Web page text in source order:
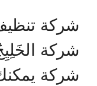
شركة
شركة
شركة يمكنك